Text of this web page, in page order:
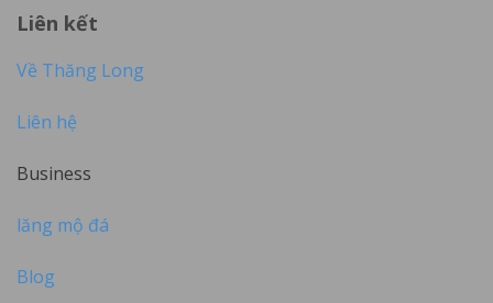
Liên kết
Về Thăng Long
Liên hệ
Business
lăng mộ đá
Blog